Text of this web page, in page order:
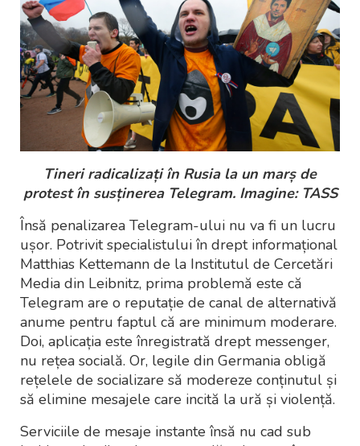
Tineri radicalizați în Rusia la un marș de
protest în susținerea Telegram. Imagine: TASS
Însă penalizarea Telegram-ului nu va fi un lucru
ușor. Potrivit specialistului în drept informațional
Matthias Kettemann de la Institutul de Cercetări
Media din Leibnitz, prima problemă este că
Telegram are o reputație de canal de alternativă
anume pentru faptul că are minimum moderare.
Doi, aplicația este înregistrată drept messenger,
nu rețea socială. Or, legile din Germania obligă
rețelele de socializare să modereze conținutul și
să elimine mesajele care incită la ură și violență.
Serviciile de mesaje instante însă nu cad sub